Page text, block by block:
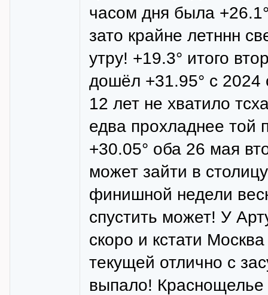
часом дня была
зато крайне летннн
утру! +19.3° итого
дошёл +31.95° с 2024
12 лет не хватило
едва прохладнее той
+30.05° оба 26 мая
может зайти в
финишной недели
спустить может! У
скоро и кстати
текущей отлично с
выпало! Краснощелье